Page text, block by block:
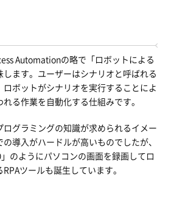
Automationの略で「ロボットによる
ます。ユーザーはシナリオと呼ばれる
ボットがシナリオを実行することによ
る作業を自動化する仕組みです。
グラミングの知識が求められるイメー
導入がハードルが高いものでしたが、
のようにパソコンの画面を録画してロ
ツールも誕生しています。